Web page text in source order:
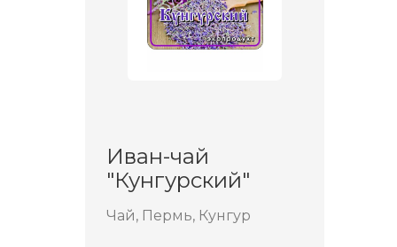
Иван-чай
"Кунгурский"
Чай, Пермь, Кунгур